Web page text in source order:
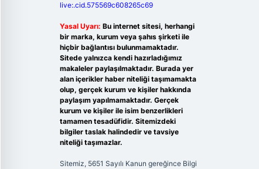
live:.cid.575569c608265c69
Yasal Uyarı: Bu internet sitesi, herhangi
bir marka, kurum veya şahıs şirketi ile
hiçbir bağlantısı bulunmamaktadır.
Sitede yalnızca kendi hazırladığımız
makaleler paylaşılmaktadır. Burada yer
alan içerikler haber niteliği taşımamakta
olup, gerçek kurum ve kişiler hakkında
paylaşım yapılmamaktadır. Gerçek
kurum ve kişiler ile isim benzerlikleri
tamamen tesadüfidir. Sitemizdeki
bilgiler taslak halindedir ve tavsiye
niteliği taşımazlar.
Sitemiz, 5651 Sayılı Kanun gereğince Bilgi